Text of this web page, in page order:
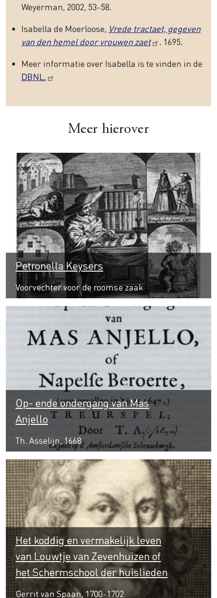
Weyerman, 2002, 53-58.
Isabella de Moerloose, Vrede tractaet, gegeven
van den hemel door vrouwen zaet
. 1695.
Meer informatie over Isabella is te vinden in de
DBNL.
Meer hierover
Petronella Keysers
Voorvechter voor de roomse zaak
Op- ende ondergang van Mas
Anjello
Th. Asselijn, 1668
Het koddig en vermakelijk leven
van Louwtje van Zevenhuizen of
het Schermschool der huislieden
Gerrit van Spaan, 1700-1702